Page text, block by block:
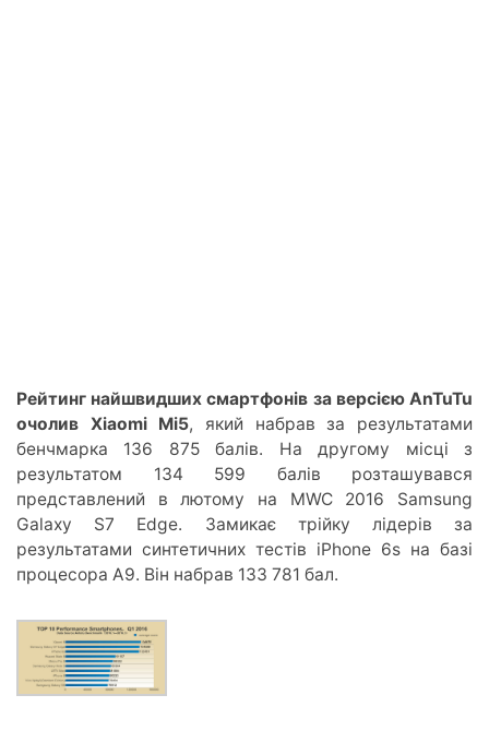
Рейтинг найшвидших смартфонів за версією AnTuTu
очолив Xiaomi Mi5, який набрав за результатами
бенчмарка 136 875 балів. На другому місці з
результатом 134 599 балів розташувався
представлений в лютому на MWC 2016 Samsung
Galaxy S7 Edge. Замикає трійку лідерів за
результатами синтетичних тестів iPhone 6s на базі
процесора A9. Він набрав 133 781 бал.